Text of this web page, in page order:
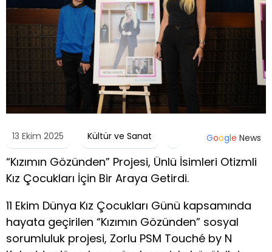
13 Ekim 2025 Kültür ve Sanat Google News
“Kızımın Gözünden” Projesi, Ünlü İsimleri Otizmli
Kız Çocukları İçin Bir Araya Getirdi.
11 Ekim Dünya Kız Çocukları Günü kapsamında
hayata geçirilen “Kızımın Gözünden” sosyal
sorumluluk projesi, Zorlu PSM Touché by N